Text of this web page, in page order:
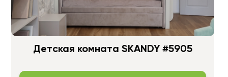
Детская комната SKANDY #5905